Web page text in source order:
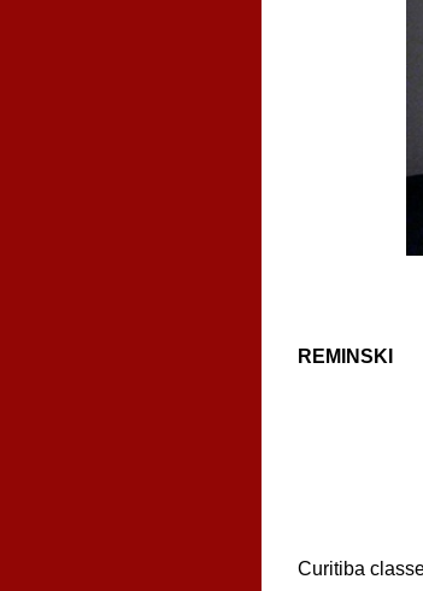
REMINSKI
Curitiba